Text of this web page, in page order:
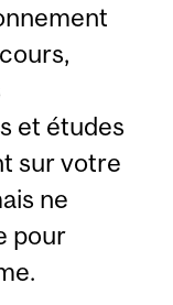
et études
sur votre
ne
pour